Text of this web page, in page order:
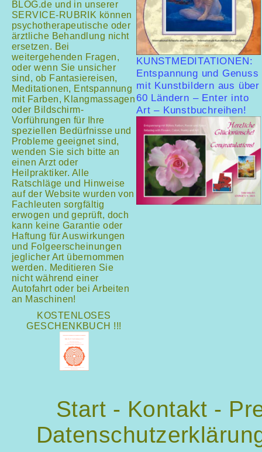
BLOG.de und in unserer
SERVICE-RUBRIK können
psychotherapeutische oder
ärztliche Behandlung nicht
ersetzen. Bei
weitergehenden Fragen,
oder wenn Sie unsicher
sind, ob Fantasiereisen,
Meditationen, Entspannung
mit Farben, Klangmassagen
oder Bildschirm-
Vorführungen für Ihre
speziellen Bedürfnisse und
Probleme geeignet sind,
wenden Sie sich bitte an
einen Arzt oder
Heilpraktiker. Alle
Ratschläge und Hinweise
auf der Website wurden von
Fachleuten sorgfältig
erwogen und geprüft, doch
kann keine Garantie oder
Haftung für Auswirkungen
und Folgeerscheinungen
jeglicher Art übernommen
werden. Meditieren Sie
nicht während einer
Autofahrt oder bei Arbeiten
an Maschinen!
KOSTENLOSES
GESCHENKBUCH !!!
KUNSTMEDITATIONEN:
Entspannung und Genuss
mit Kunstbildern aus über
60 Ländern – Enter into
Art – Kunstbuchreihen!
Start - Kontakt -